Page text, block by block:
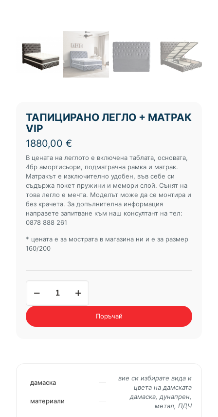
ТАПИЦИРАНО ЛЕГЛО + МАТРАК
VIP
1880,00 €
В цената на леглото е включена таблата, основата,
4бр амортисьори, подматрачна рамка и матрак.
Матракът е изключително удобен, във себе си
съдържа покет пружини и мемори слой. Сънят на
това легло е мечта. Моделът може да се монтира и
без крачета. За допълнителна информация
направете запитване към наш консултант на тел:
0878 888 261
* цената е за мострата в магазина ни и е за размер
160/200
легло
+
Поръчай
дамаска
вие си избирате вида и
цвета на дамската
материали
дамаска, дунапрен,
метал, ПДЧ